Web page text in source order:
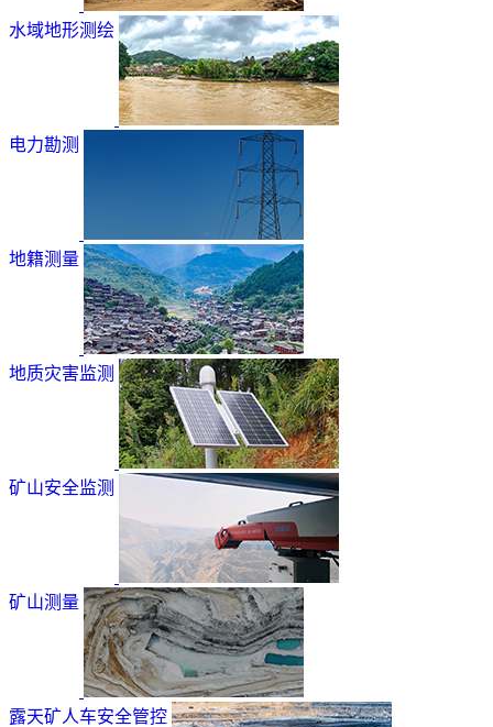
水域地形测绘
电力勘测
地籍测量
地质灾害监测
矿山安全监测
矿山测量
露天矿人车安全管控